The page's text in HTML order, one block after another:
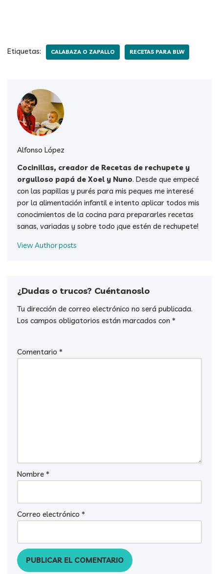
Etiquetas: CALABAZA O ZAPALLO RECETAS PARA BLW
Alfonso López
Cocinillas, creador de Recetas de rechupete y
orgulloso papá de Xoel y Nuno. Desde que empecé
con las papillas y purés para mis peques me interesé
por la alimentación infantil e intento aplicar todos mis
conocimientos de la cocina para prepararles recetas
sanas, variadas y sobre todo ¡que estén de rechupete!
View Author posts
¿Dudas o trucos? Cuéntanoslo
Tu dirección de correo electrónico no será publicada.
Los campos obligatorios están marcados con *
Comentario *
Nombre *
Correo electrónico *